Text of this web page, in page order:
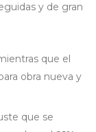
y de gran
que el
obra nueva y
que se